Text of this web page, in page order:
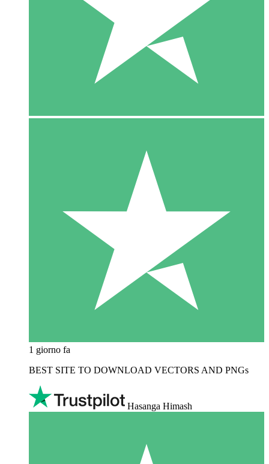
1 giorno fa
BEST SITE TO DOWNLOAD VECTORS AND PNGs
Hasanga Himash